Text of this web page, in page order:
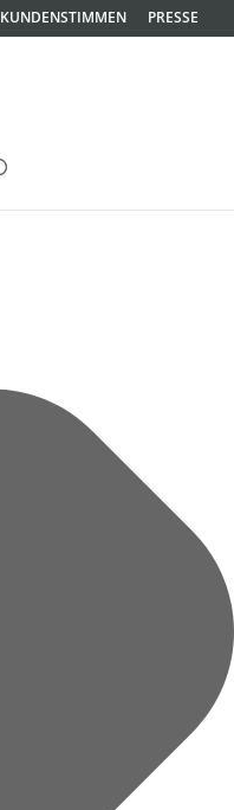
KUNDENSTIMMEN PRESSE